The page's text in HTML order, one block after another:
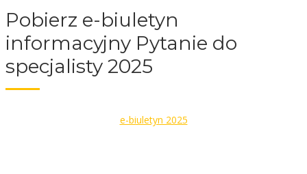
Pobierz e-biuletyn
informacyjny Pytanie do
specjalisty 2025
e-biuletyn 2025